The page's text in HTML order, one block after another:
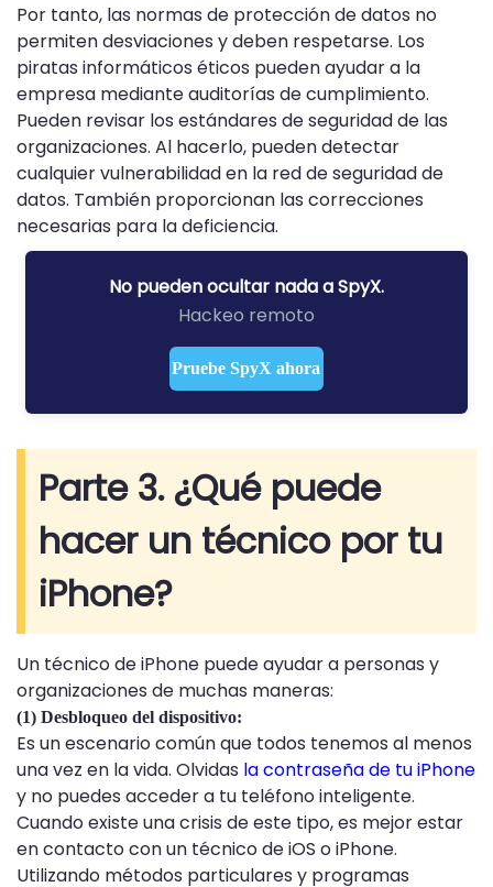
Por tanto, las normas de protección de datos no
permiten desviaciones y deben respetarse. Los
piratas informáticos éticos pueden ayudar a la
empresa mediante auditorías de cumplimiento.
Pueden revisar los estándares de seguridad de las
organizaciones. Al hacerlo, pueden detectar
cualquier vulnerabilidad en la red de seguridad de
datos. También proporcionan las correcciones
necesarias para la deficiencia.
No pueden ocultar nada a SpyX.
Hackeo remoto
Pruebe SpyX ahora
Parte 3. ¿Qué puede
hacer un técnico por tu
iPhone?
Un técnico de iPhone puede ayudar a personas y
organizaciones de muchas maneras:
(1) Desbloqueo del dispositivo:
Es un escenario común que todos tenemos al menos
una vez en la vida. Olvidas la contraseña de tu iPhone
y no puedes acceder a tu teléfono inteligente.
Cuando existe una crisis de este tipo, es mejor estar
en contacto con un técnico de iOS o iPhone.
Utilizando métodos particulares y programas